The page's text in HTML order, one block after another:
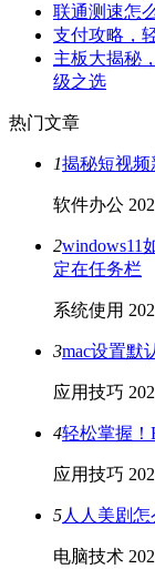
联通测速怎
支付攻略，
主板大揭秘
级之选
热门文章
1揭秘短视
软件办公
2windows11
定在任务栏
系统使用
3mac设置默
应用技巧
4轻松掌握！
应用技巧
5人人美剧
电脑技术